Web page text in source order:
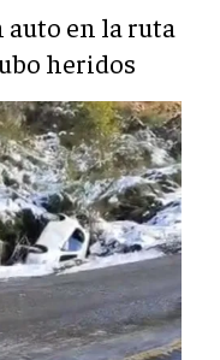
auto en la ruta
heridos